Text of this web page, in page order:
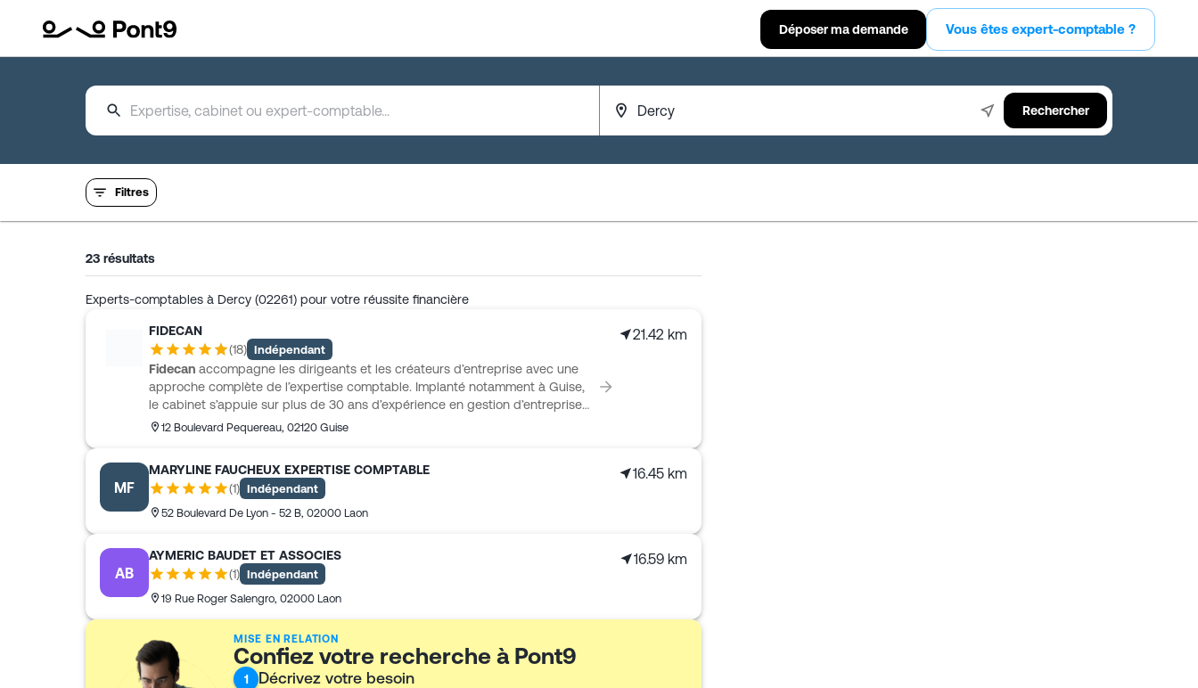
Déposer ma demande Vous êtes expert-comptable ?
Rechercher
Filtres
23 résultats
Experts-comptables à Dercy (02261) pour votre réussite financière
FIDECAN
(18) Indépendant
Fidecan accompagne les dirigeants et les créateurs d’entreprise avec une
approche complète de l’expertise comptable. Implanté notamment à Guise,
le cabinet s’appuie sur plus de 30 ans d’expérience en gestion d’entreprise
et réunit une équipe de professionnels autour des besoins du quotidien
la création à la transmission et travaille aussi avec des avocats, notaires,
assureurs et gestionnaires de patrimoine pour proposer un
accompagnement cohérent selon les enjeux de chaque client.
12 Boulevard Pequereau, 02120 Guise
21.42 km
MF
MARYLINE FAUCHEUX EXPERTISE COMPTABLE
(1) Indépendant
52 Boulevard De Lyon - 52 B, 02000 Laon
16.45 km
AB
AYMERIC BAUDET ET ASSOCIES
(1) Indépendant
19 Rue Roger Salengro, 02000 Laon
16.59 km
MISE EN RELATION
Confiez votre recherche à Pont9
1 Décrivez votre besoin